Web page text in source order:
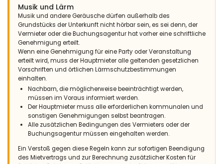
Musik und Lärm
Musik und andere Geräusche dürfen außerhalb des
Grundstücks der Unterkunft nicht hörbar sein, es sei denn, der
Vermieter oder die Buchungsagentur hat vorher eine schriftliche
Genehmigung erteilt.
Wenn eine Genehmigung für eine Party oder Veranstaltung
erteilt wird, muss der Hauptmieter alle geltenden gesetzlichen
Vorschriften und örtlichen Lärmschutzbestimmungen
einhalten.
Nachbarn, die möglicherweise beeinträchtigt werden,
müssen im Voraus informiert werden.
Der Hauptmieter muss alle erforderlichen kommunalen und
sonstigen Genehmigungen selbst beantragen.
Alle zusätzlichen Bedingungen des Vermieters oder der
Buchungsagentur müssen eingehalten werden.
Ein Verstoß gegen diese Regeln kann zur sofortigen Beendigung
des Mietvertrags und zur Berechnung zusätzlicher Kosten für